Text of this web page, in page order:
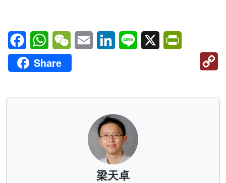
FacebookWhatsAppWeChatEmail LinkedInLine X
Share
梁天卓